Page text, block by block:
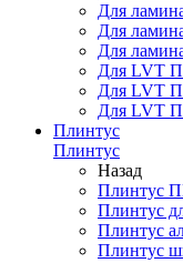
Для
Для
Для
Для LVT
Для LVT
Для LVT
Плинтус
Плинтус
Назад
Плинтус
Плинтус
Плинтус
Плинтус